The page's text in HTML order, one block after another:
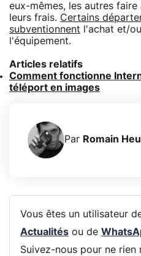
eux-mêmes, les autres
leurs frais. Certains
subventionnent l'achat et/
l'équipement.
Articles relatifs
Comment fonctionne
téléport en images
Par Romain
Vous êtes un utilisateur
Actualitésou de
Suivez-nous pour ne rien